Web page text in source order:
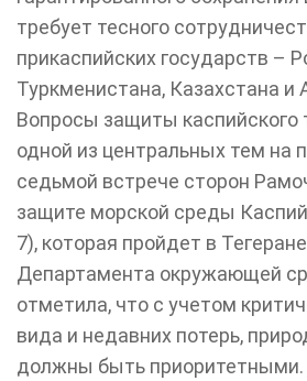
требует тесного
прикаспийских государств –
Туркменистана, Казахстана и
Вопросы защиты каспийского
одной из центральных тем на
седьмой встрече сторон
защите морской среды
7), которая пройдет в
Департамента окружающей
отметила, что с учетом
вида и недавних потерь,
должны быть приоритетными.